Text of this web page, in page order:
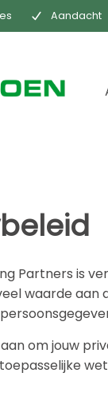
Aandacht
Partners is
waarde aan
om jouw